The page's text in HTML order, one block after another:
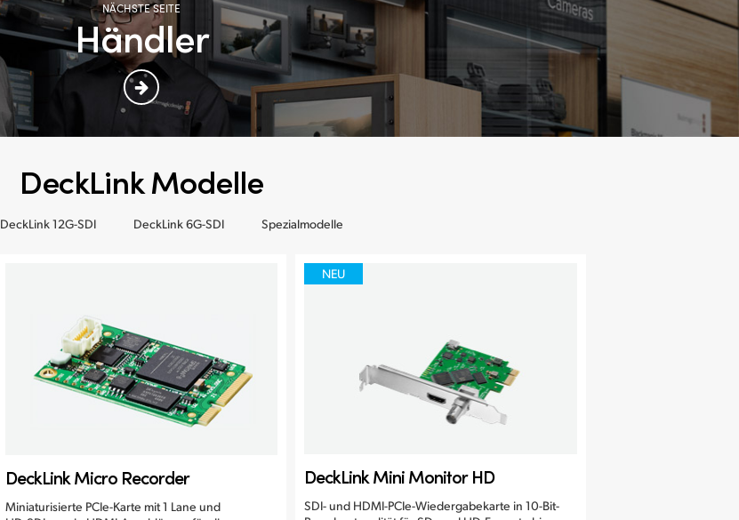
NÄCHSTE SEITE
Händler
DeckLink Modelle
DeckLink 12G-SDI DeckLink 6G-SDI Spezialmodelle
DeckLink Micro Recorder
Miniaturisierte PCIe-Karte mit 1 Lane und
NEU
DeckLink Mini Monitor HD
SDI- und HDMI-PCIe-Wiedergabekarte in 10-Bit-